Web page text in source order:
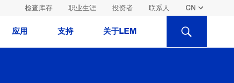
检查库存 职业生涯 投资者 联系人
应用 支持 关于LEM SEARCH